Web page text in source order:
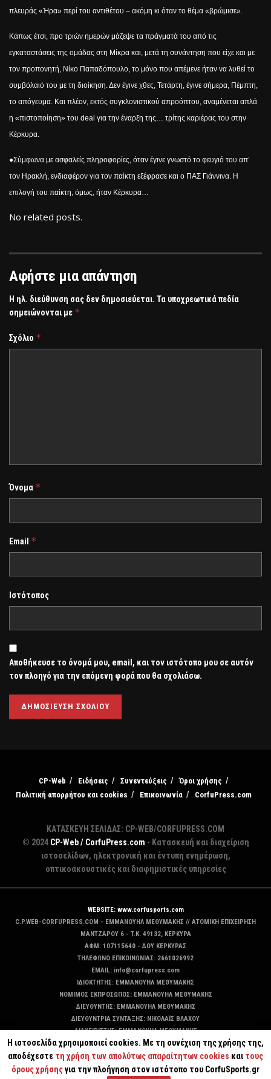
πλευράς «Ήρα» περί του αντιθέτου – ακόμη κι όταν το θέμα «βρώμισε».
Κάπως έτσι, προ τριών ημερών μάζεψε τα πράγματά του από τις
εγκαταστάσεις της ομάδας στη Μίκρα και, μετά τη συνάντηση που είχε και με
τον προπονητή, Νίκο Παπαδόπουλο, το μόνο που απέμενε ήταν να λυθεί το
συμβόλαιό του με τη διοίκηση. Δεν έγινε χθες, Τετάρτη, έγινε σήμερα, Πέμπτη,
το απόγευμα. Και πλέον, εκτός συγκλονιστικού απροόπτου, αναμένεται απλά
η «πιστοποίηση» του deal για την έναρξη της… τρίτης καριέρας του στην
Κέρκυρα.
●Σύμφωνα με ασφαλείς πληροφορίες, όταν έγινε γνωστό το φευγιό του απ’
τον Ηρακλή, ενδιαφέρον για τον παίκτη εξέφρασε και ο ΠΑΣ Γιάννινα. Η
επιλογή του παίκτη, όμως, ήταν Κέρκυρα…
No related posts.
Αφήστε μια απάντηση
Η ηλ. διεύθυνση σας δεν δημοσιεύεται. Τα υποχρεωτικά πεδία
σημειώνονται με *
Σχόλιο *
Όνομα *
Email *
Ιστότοπος
Αποθήκευσε το όνομά μου, email, και τον ιστότοπο μου σε αυτόν
τον πλοηγό για την επόμενη φορά που θα σχολιάσω.
CP-Web Ειδήσεις Συνεντεύξεις
Όροι χρήσης
Πολιτική απορρήτου και cookies
Επικοινωνία CorfuPress.com
ΚΑΤΑΣΚΕΥΗ ΣΕΛΙΔΑΣ: CP-WEB/CORFUPRESS.COM
© 2024 CP-Web / CorfuPress.com - Κατασκευή και διαχείριση
ιστοσελίδων, ηλεκτρονική και έντυπη ενημέρωση,
οπτικοακουστικές και διαφημιστικές υπηρεσίες
WEBSITE: www.corfusports.com
C.P.WEB-CORFUPRESS.COM - ΕΜΜΑΝΟΥΗΛ ΜΕΘΥΜΑΚΗΣ // ΑΤΟΜΙΚΗ ΕΠΙΧΕΙΡΗΣΗ
MANTZAΡΟΥ 6 - T.K. 49132, ΚΕΡΚΥΡΑ
ΑΦΜ: 107115640 - ΔΟΥ ΚΕΡΚΥΡΑΣ
ΤΗΛΕΦΩΝΟ ΕΠΙΚΟΙΝΩΝΙΑΣ: 2661026992
EMAIL: info@corfupress.com
ΙΔΙΟΚΤΗΤΗΣ: EMMANOYΗΛ ΜΕΘΥΜΑΚΗΣ
ΝΟΜΙΜΟΣ ΕΚΠΡΟΣΩΠΟΣ: EMMANOYΗΛ ΜΕΘΥΜΑΚΗΣ
ΔΙΕΥΘΥΝΤΗΣ: EMMANOYΗΛ ΜΕΘΥΜΑΚΗΣ
ΔΙΕΥΘΥΝΤΡΙΑ ΣΥΝΤΑΞΗΣ: ΝΙΚΟΛΑΪΣ ΒΛΑΧΟΥ
ΔΙΑΧΕΙΡΙΣΤΗΣ: EMMANOYΗΛ ΜΕΘΥΜΑΚΗΣ
ΔΙΚΑΙΟΥΧΟΣ DOMAIN: ΕΜΜΑΝΟΥΗΛ ΜΕΘΥΜΑΚΗΣ
Η ιστοσελίδα χρησιμοποιεί cookies. Με τη συνέχιση της χρήσης της,
αποδέχεστε τη χρήση των απολύτως απαραίτητων cookies και τους
όρους χρήσηςγια την πλοήγηση στον ιστότοπο του CorfuSports.gr